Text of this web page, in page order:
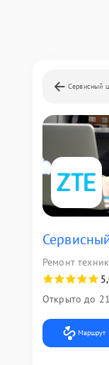
Сервисный
Ремонт
Открыто до
Маршрут